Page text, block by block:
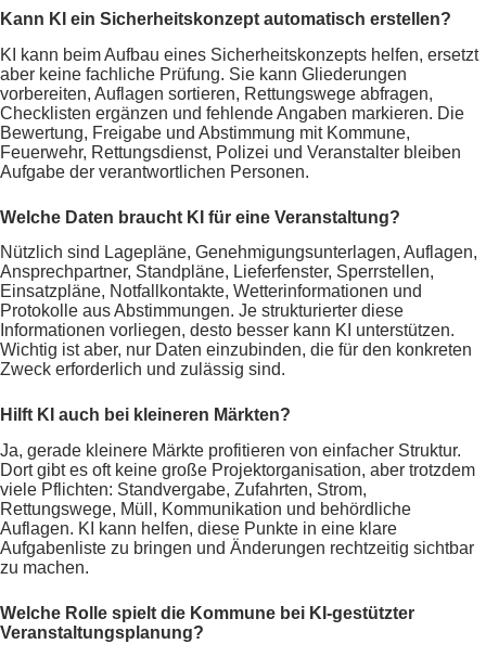
Kann KI ein Sicherheitskonzept automatisch erstellen?
KI kann beim Aufbau eines Sicherheitskonzepts helfen, ersetzt
aber keine fachliche Prüfung. Sie kann Gliederungen
vorbereiten, Auflagen sortieren, Rettungswege abfragen,
Checklisten ergänzen und fehlende Angaben markieren. Die
Bewertung, Freigabe und Abstimmung mit Kommune,
Feuerwehr, Rettungsdienst, Polizei und Veranstalter bleiben
Aufgabe der verantwortlichen Personen.
Welche Daten braucht KI für eine Veranstaltung?
Nützlich sind Lagepläne, Genehmigungsunterlagen, Auflagen,
Ansprechpartner, Standpläne, Lieferfenster, Sperrstellen,
Einsatzpläne, Notfallkontakte, Wetterinformationen und
Protokolle aus Abstimmungen. Je strukturierter diese
Informationen vorliegen, desto besser kann KI unterstützen.
Wichtig ist aber, nur Daten einzubinden, die für den konkreten
Zweck erforderlich und zulässig sind.
Hilft KI auch bei kleineren Märkten?
Ja, gerade kleinere Märkte profitieren von einfacher Struktur.
Dort gibt es oft keine große Projektorganisation, aber trotzdem
viele Pflichten: Standvergabe, Zufahrten, Strom,
Rettungswege, Müll, Kommunikation und behördliche
Auflagen. KI kann helfen, diese Punkte in eine klare
Aufgabenliste zu bringen und Änderungen rechtzeitig sichtbar
zu machen.
Welche Rolle spielt die Kommune bei KI-gestützter
Veranstaltungsplanung?